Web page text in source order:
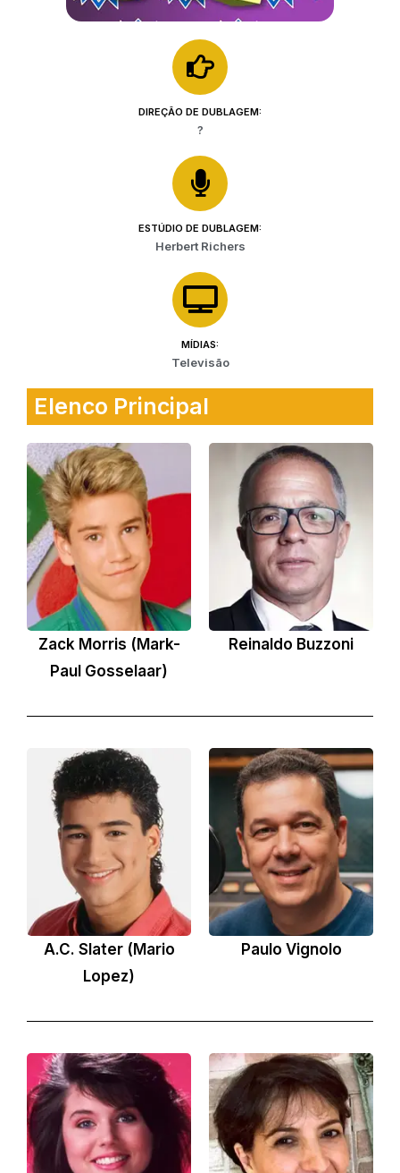
DIREÇÃO DE DUBLAGEM:
?
ESTÚDIO DE DUBLAGEM:
Herbert Richers
MÍDIAS:
Televisão
Elenco Principal
Zack Morris (Mark-
Paul Gosselaar)
Reinaldo Buzzoni
A.C. Slater (Mario
Lopez)
Paulo Vignolo